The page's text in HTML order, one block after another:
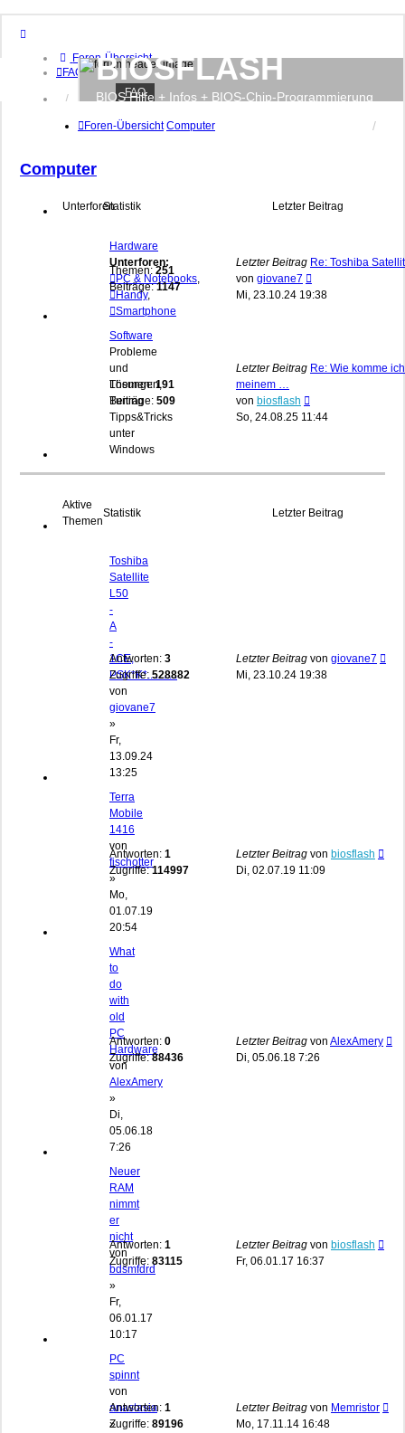
Foren-Übersicht
FAQ
Anmelden
BIOSFLASH
BIOS Hilfe + Infos + BIOS-Chip-Programmierung
FAQ
Foren-Übersicht Computer
Computer
UnterforenStatistik Letzter Beitrag
Hardware
Unterforen:
PC & Notebooks,
Handy,
Smartphone
Themen: 251
Beiträge:1147
Letzter Beitrag Re: Toshiba
von giovane7
Beitrag
Mi, 23.10.24 19:38
Software
Probleme
und
Lösungen,
Tuning
Tipps&Tricks
unter
Windows
Themen:191
Beiträge: 509
Letzter Beitrag Re: Wie komme
meinem …
von biosflash
Beitrag
So, 24.08.25 11:44
Aktive
Themen
Statistik Letzter Beitrag
Toshiba
Satellite
L50
-
A
-
1CE,
PSK*K*...........
von
giovane7
»
Fr,
13.09.24
13:25
Antworten: 3
Zugriffe:528882
Letzter Beitrag von giovane7
Mi, 23.10.24 19:38
Terra
Mobile
1416
von
fischotter
»
Mo,
01.07.19
20:54
Antworten: 1
Zugriffe:114997
Letzter Beitrag von biosflash
Di, 02.07.19 11:09
What
to
do
with
old
PC
Hardware
von
AlexAmery
»
Di,
05.06.18
7:26
Antworten: 0
Zugriffe:88436
Letzter Beitrag von AlexAmery
Di, 05.06.18 7:26
Neuer
RAM
nimmt
er
nicht
von
bdsmfdrd
»
Fr,
06.01.17
10:17
Antworten: 1
Zugriffe: 83115
Letzter Beitrag von biosflash
Fr, 06.01.17 16:37
PC
spinnt
von
anastasia
»
Antworten: 1
Zugriffe: 89196
Letzter Beitrag von Memristor
Mo, 17.11.14 16:48